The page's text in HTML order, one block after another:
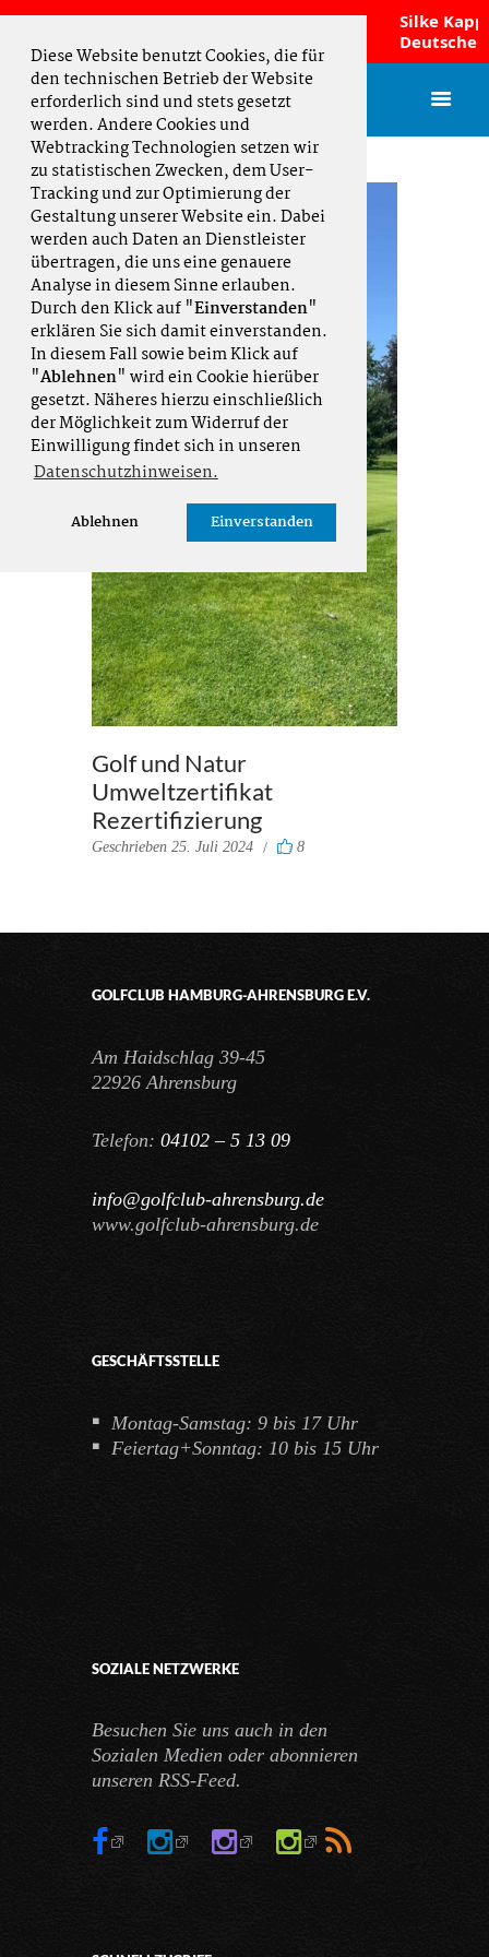
Diese Website benutzt Cookies, die für
den technischen Betrieb der Website
erforderlich sind und stets gesetzt
werden. Andere Cookies und
Webtracking Technologien setzen wir
zu statistischen Zwecken, dem User-
Tracking und zur Optimierung der
Gestaltung unserer Website ein. Dabei
werden auch Daten an Dienstleister
übertragen, die uns eine genauere
Analyse in diesem Sinne erlauben.
Durch den Klick auf "Einverstanden"
erklären Sie sich damit einverstanden.
In diesem Fall sowie beim Klick auf
"Ablehnen" wird ein Cookie hierüber
gesetzt. Näheres hierzu einschließlich
der Möglichkeit zum Widerruf der
Einwilligung findet sich in unseren
Datenschutzhinweisen.
Ablehnen Einverstanden
sind Norddeutscher
Silke
Deutsche
Golf und Natur
Umweltzertifikat
Rezertifizierung
Geschrieben 25. Juli 2024 8
GOLFCLUB HAMBURG-AHRENSBURG E.V.
Am Haidschlag 39-45
22926 Ahrensburg
Telefon: 04102 – 5 13 09
info@golfclub-ahrensburg.de
www.golfclub-ahrensburg.de
GESCHÄFTSSTELLE
Montag-Samstag: 9 bis 17 Uhr
Feiertag+Sonntag: 10 bis 15 Uhr
SOZIALE NETZWERKE
Besuchen Sie uns auch in den
Sozialen Medien oder abonnieren
unseren RSS-Feed.